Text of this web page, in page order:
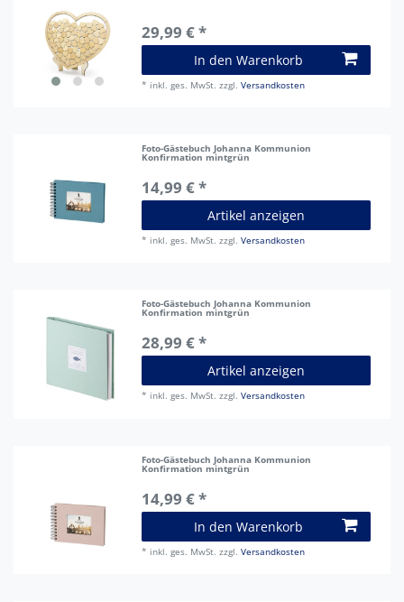
29,99 € *
In den Warenkorb
* inkl. ges. MwSt. zzgl.Versandkosten
Foto-Gästebuch Johanna Kommunion
Konfirmation mintgrün
14,99 € *
Artikel anzeigen
* inkl. ges. MwSt. zzgl.Versandkosten
Foto-Gästebuch Johanna Kommunion
Konfirmation mintgrün
28,99 € *
Artikel anzeigen
* inkl. ges. MwSt. zzgl.Versandkosten
Foto-Gästebuch Johanna Kommunion
Konfirmation mintgrün
14,99 € *
In den Warenkorb
* inkl. ges. MwSt. zzgl.Versandkosten